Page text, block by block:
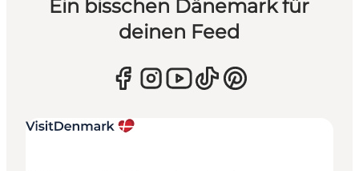
Ein bisschen Dänemark für
deinen Feed